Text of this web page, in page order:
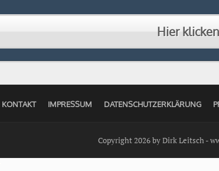
Hier klicken
KONTAKT IMPRESSUM DATENSCHUTZERKLÄRUNG
Copyright 2026 by Dirk Leitsch -